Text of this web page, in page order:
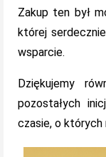
Zakup ten był
której
wsparcie.
Dziękujemy
pozostałych
czasie, o